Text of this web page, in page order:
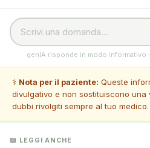
genIA risponde in modo
⚕️ Nota per il paziente: Queste
divulgativo e non sostituiscono una
dubbi rivolgiti sempre al tuo medico.
📖 LEGGI ANCHE